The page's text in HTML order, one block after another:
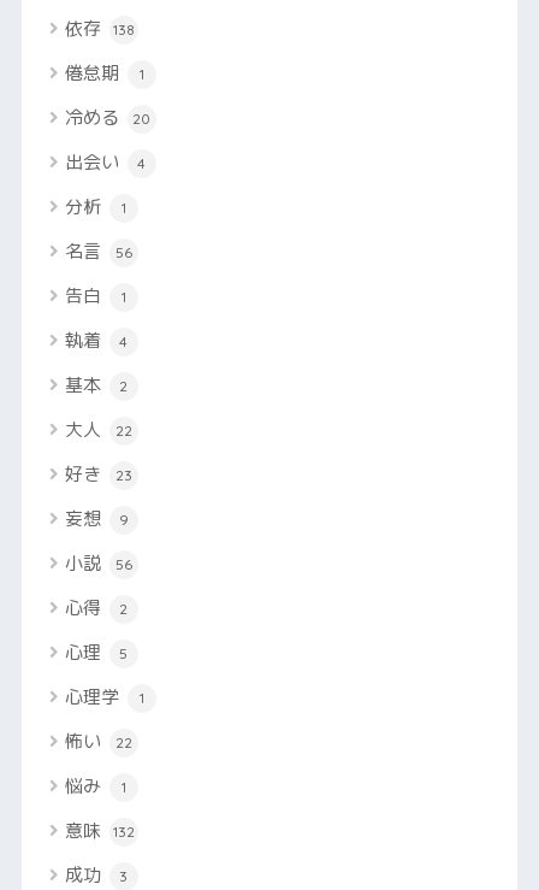
依存 138
倦怠期 1
冷める 20
出会い 4
分析 1
名言 56
告白 1
執着 4
基本 2
大人 22
好き 23
妄想 9
小説 56
心得 2
心理 5
心理学 1
怖い 22
悩み 1
意味 132
成功 3